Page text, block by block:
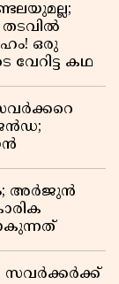
ഒരു
വേറിട്ട കഥ
അർജുൻ
സവർക്കർക്ക്